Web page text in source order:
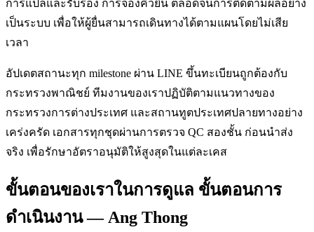
การแปลและรับรอง การจองคิวยื่น ตลอดจนการติดตามผลอย่าง
เป็นระบบ เพื่อให้ผู้ยื่นสามารถเดินทางได้ตามแผนโดยไม่เสีย
เวลา
อัปเดตสถานะทุก milestone ผ่าน LINE ขึ้นทะเบียนถูกต้องกับ
กระทรวงพาณิชย์ ทีมงานของเราปฏิบัติตามแนวทางของ
กระทรวงการต่างประเทศ และสถานทูตประเทศปลายทางอย่าง
เคร่งครัด เอกสารทุกชุดผ่านการตรวจ QC สองชั้น ก่อนนำส่ง
จริง เพื่อรักษาอัตราอนุมัติให้สูงสุดในแต่ละเคส
ขั้นตอนของเราในการดูแล ขั้นตอนการ
ดำเนินงาน — Ang Thong